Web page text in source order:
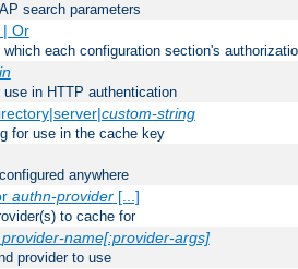
search parameters
| Or
each configuration section's
in HTTP authentication
custom-string
for use in the cache key
anywhere
authn-provider[...]
to cache for
provider-name[:provider-args]
provider to use